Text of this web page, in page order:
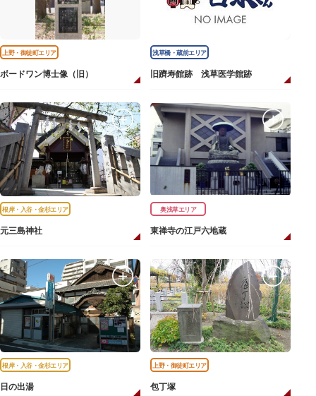
上野・御徒町エリア
ボードワン博士像（旧）
浅草橋・蔵前エリア
旧躋寿館跡 浅草医学館跡
根岸・入谷・金杉エリア
元三島神社
奥浅草エリア
東禅寺の江戸六地蔵
根岸・入谷・金杉エリア
日の出湯
上野・御徒町エリア
包丁塚